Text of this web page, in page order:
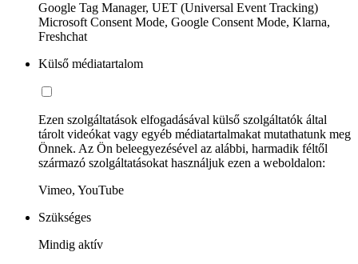
Google Tag Manager, UET (Universal Event Tracking)
Microsoft Consent Mode, Google Consent Mode, Klarna,
Freshchat
Külső médiatartalom
Ezen szolgáltatások elfogadásával külső szolgáltatók által
tárolt videókat vagy egyéb médiatartalmakat mutathatunk meg
Önnek. Az Ön beleegyezésével az alábbi, harmadik féltől
származó szolgáltatásokat használjuk ezen a weboldalon:
Vimeo, YouTube
Szükséges
Mindig aktív